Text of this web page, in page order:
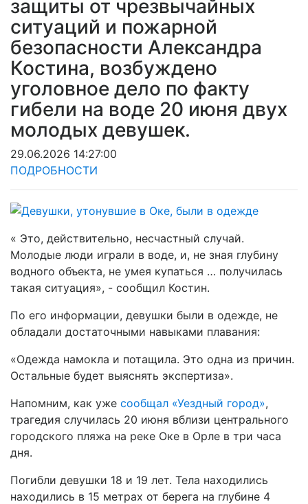
защиты от чрезвычайных
ситуаций и пожарной
безопасности Александра
Костина, возбуждено
уголовное дело по факту
гибели на воде 20 июня двух
молодых девушек.
29.06.2026 14:27:00
ПОДРОБНОСТИ
« Это, действительно, несчастный случай.
Молодые люди играли в воде, и, не зная глубину
водного объекта, не умея купаться … получилась
такая ситуация», - сообщил Костин.
По его информации, девушки были в одежде, не
обладали достаточными навыками плавания:
«Одежда намокла и потащила. Это одна из причин.
Остальные будет выяснять экспертиза».
Напомним, как уже сообщал «Уездный город»,
трагедия случилась 20 июня вблизи центрального
городского пляжа на реке Оке в Орле в три часа
дня.
Погибли девушки 18 и 19 лет. Тела находились
находились в 15 метрах от берега на глубине 4